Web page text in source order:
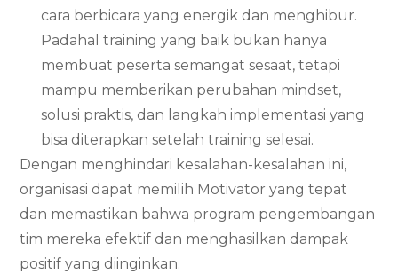
cara berbicara yang energik dan menghibur.
Padahal training yang baik bukan hanya
membuat peserta semangat sesaat, tetapi
mampu memberikan perubahan mindset,
solusi praktis, dan langkah implementasi yang
bisa diterapkan setelah training selesai.
Dengan menghindari kesalahan-kesalahan ini,
organisasi dapat memilih Motivator yang tepat
dan memastikan bahwa program pengembangan
tim mereka efektif dan menghasilkan dampak
positif yang diinginkan.